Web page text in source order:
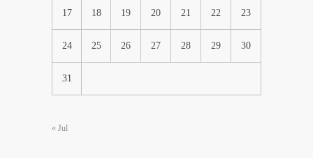
17 18 19 20 21 22 23
24 25 26 27 28 29 30
31
« Jul